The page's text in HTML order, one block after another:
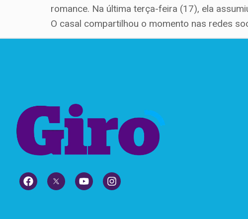
romance. Na última terça-feira (17), ela
O casal compartilhou o momento nas redes